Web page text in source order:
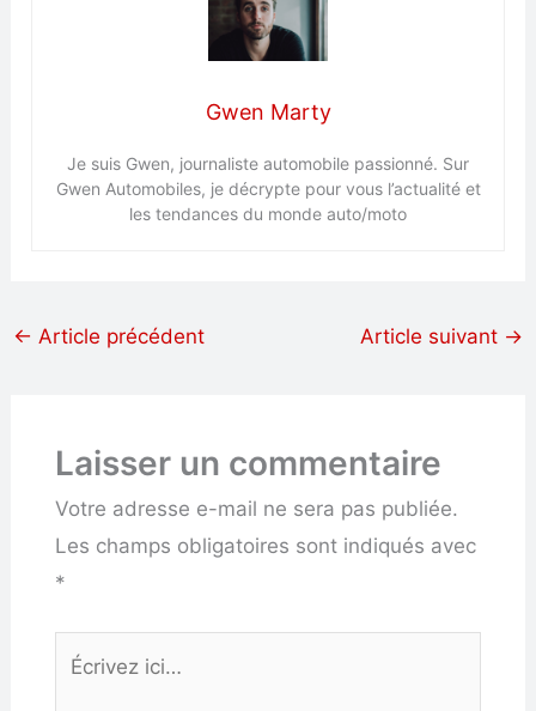
Gwen Marty
Je suis Gwen, journaliste automobile passionné. Sur
Gwen Automobiles, je décrypte pour vous l’actualité et
les tendances du monde auto/moto
← Article précédent Article suivant →
Laisser un commentaire
Votre adresse e-mail ne sera pas publiée.
Les champs obligatoires sont indiqués avec
*
Écrivez